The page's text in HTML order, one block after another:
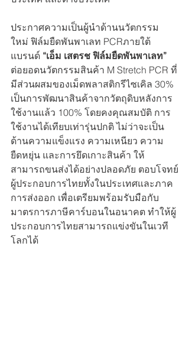
ประกาศความเป็นผู้นำด้านนวัตกรรม
ใหม่ ฟิล์มยืดพันพาเลท PCRภายใต้
แบรนด์ “เอ็ม เสตรช ฟิล์มยืดพันพาเลท”
ต่อยอดนวัตกรรมสินค้า M Stretch PCR ที่
มีส่วนผสมของเม็ดพลาสติกรีไซเคิล 30%
เป็นการพัฒนาสินค้าจากวัตถุดิบหลังการ
ใช้งานแล้ว 100% โดยคงคุณสมบัติ การ
ใช้งานได้เทียบเท่ารุ่นปกติ ไม่ว่าจะเป็น
ด้านความแข็งแรง ความเหนียว ความ
ยืดหยุ่น และการยึดเกาะสินค้า ให้
สามารถขนส่งได้อย่างปลอดภัย ตอบโจทย์
ผู้ประกอบการไทยทั้งในประเทศและภาค
การส่งออก เพื่อเตรียมพร้อมรับมือกับ
มาตรการภาษีคาร์บอนในอนาคต ทำให้ผู้
ประกอบการไทยสามารถแข่งขันในเวที
โลกได้